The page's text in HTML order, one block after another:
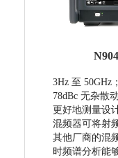
3Hz 至 50GHz
78dBc 无杂散
更好地测量设
混频器可将射
其他厂商的混
时频谱分析能